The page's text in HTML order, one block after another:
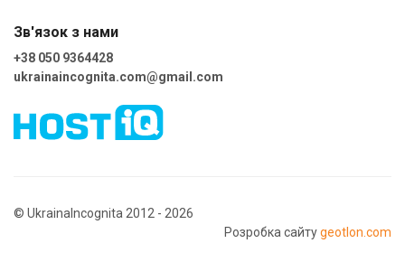
Зв'язок з нами
+38 050 9364428
ukrainaincognita.com@gmail.com
© UkrainaIncognita 2012 - 2026
Розробка сайтуgeotlon.com